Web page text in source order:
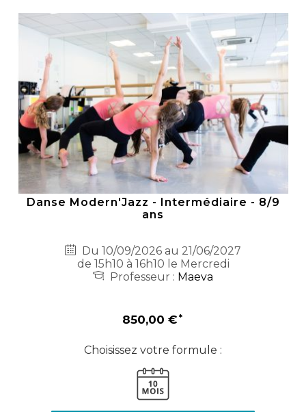
Danse Modern'Jazz - Intermédiaire - 8/9
ans
Du 10/09/2026 au 21/06/2027
de 15h10 à 16h10 le Mercredi
Professeur : Maeva
850,00 €
Choisissez votre formule :